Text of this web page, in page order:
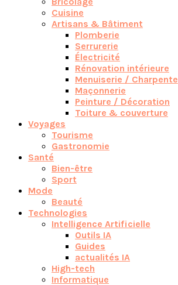
Cuisine
Artisans & Bâtiment
Plomberie
Serrurerie
Électricité
Rénovation intérieure
Menuiserie / Charpente
Maçonnerie
Peinture / Décoration
Toiture & couverture
Voyages
Tourisme
Gastronomie
Santé
Bien-être
Sport
Mode
Beauté
Technologies
Intelligence Artificielle
Outils IA
Guides
actualités IA
High-tech
Informatique